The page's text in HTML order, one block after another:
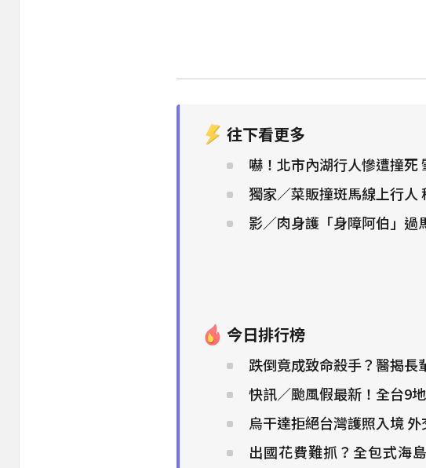
往下看更多
嚇！北市內湖行人慘遭撞死
獨家／菜販撞斑馬線上行人
影／肉身護「身障阿伯」過馬
今日排行榜
跌倒竟成致命殺手？醫揭長
快訊／颱風假最新！全台9
烏干達拒絕台灣護照入境
出國花費難抓？全包式海